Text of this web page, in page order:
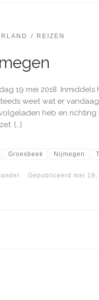
REIZEN
19 mei 2018.
weet wat er
heb en richting
[…]
Groesbeek Nijmegen
Gepubliceerd mei 19,